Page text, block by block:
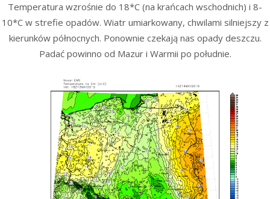
Temperatura wzrośnie do 18*C (na krańcach wschodnich) i 8-
10*C w strefie opadów. Wiatr umiarkowany, chwilami silniejszy z
kierunków północnych. Ponownie czekają nas opady deszczu.
Padać powinno od Mazur i Warmii po południe.